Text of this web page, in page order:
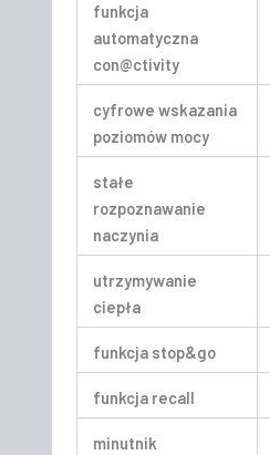
funkcja
automatyczna
con@ctivity
cyfrowe wskazania
poziomów mocy
stałe
rozpoznawanie
naczynia
utrzymywanie
ciepła
funkcja stop&go
funkcja recall
minutnik